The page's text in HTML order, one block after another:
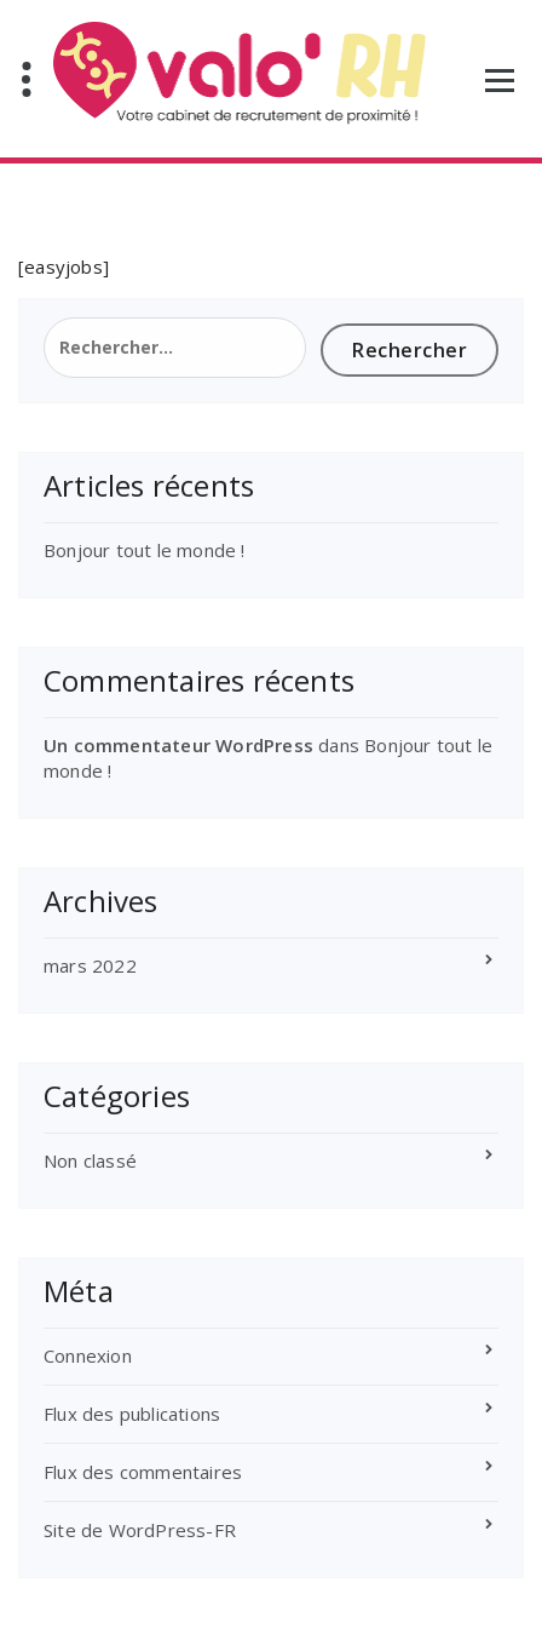
contenu
[easyjobs]
Rechercher :
Articles récents
Bonjour tout le monde !
Commentaires récents
Un commentateur WordPress dans Bonjour tout le
monde !
Archives
mars 2022
Catégories
Non classé
Méta
Connexion
Flux des publications
Flux des commentaires
Site de WordPress-FR